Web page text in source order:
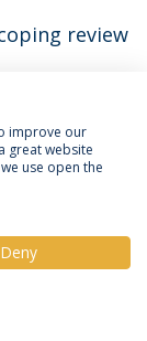
review
Adolescent
Registries
in the
improve our
great website
use open the
Deny